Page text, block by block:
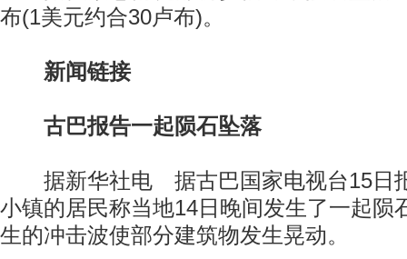
布(1美元约合30卢布)。
新闻链接
古巴报告一起陨石坠落
据新华社电 据古巴国家电视台15日
小镇的居民称当地14日晚间发生了一起陨
生的冲击波使部分建筑物发生晃动。